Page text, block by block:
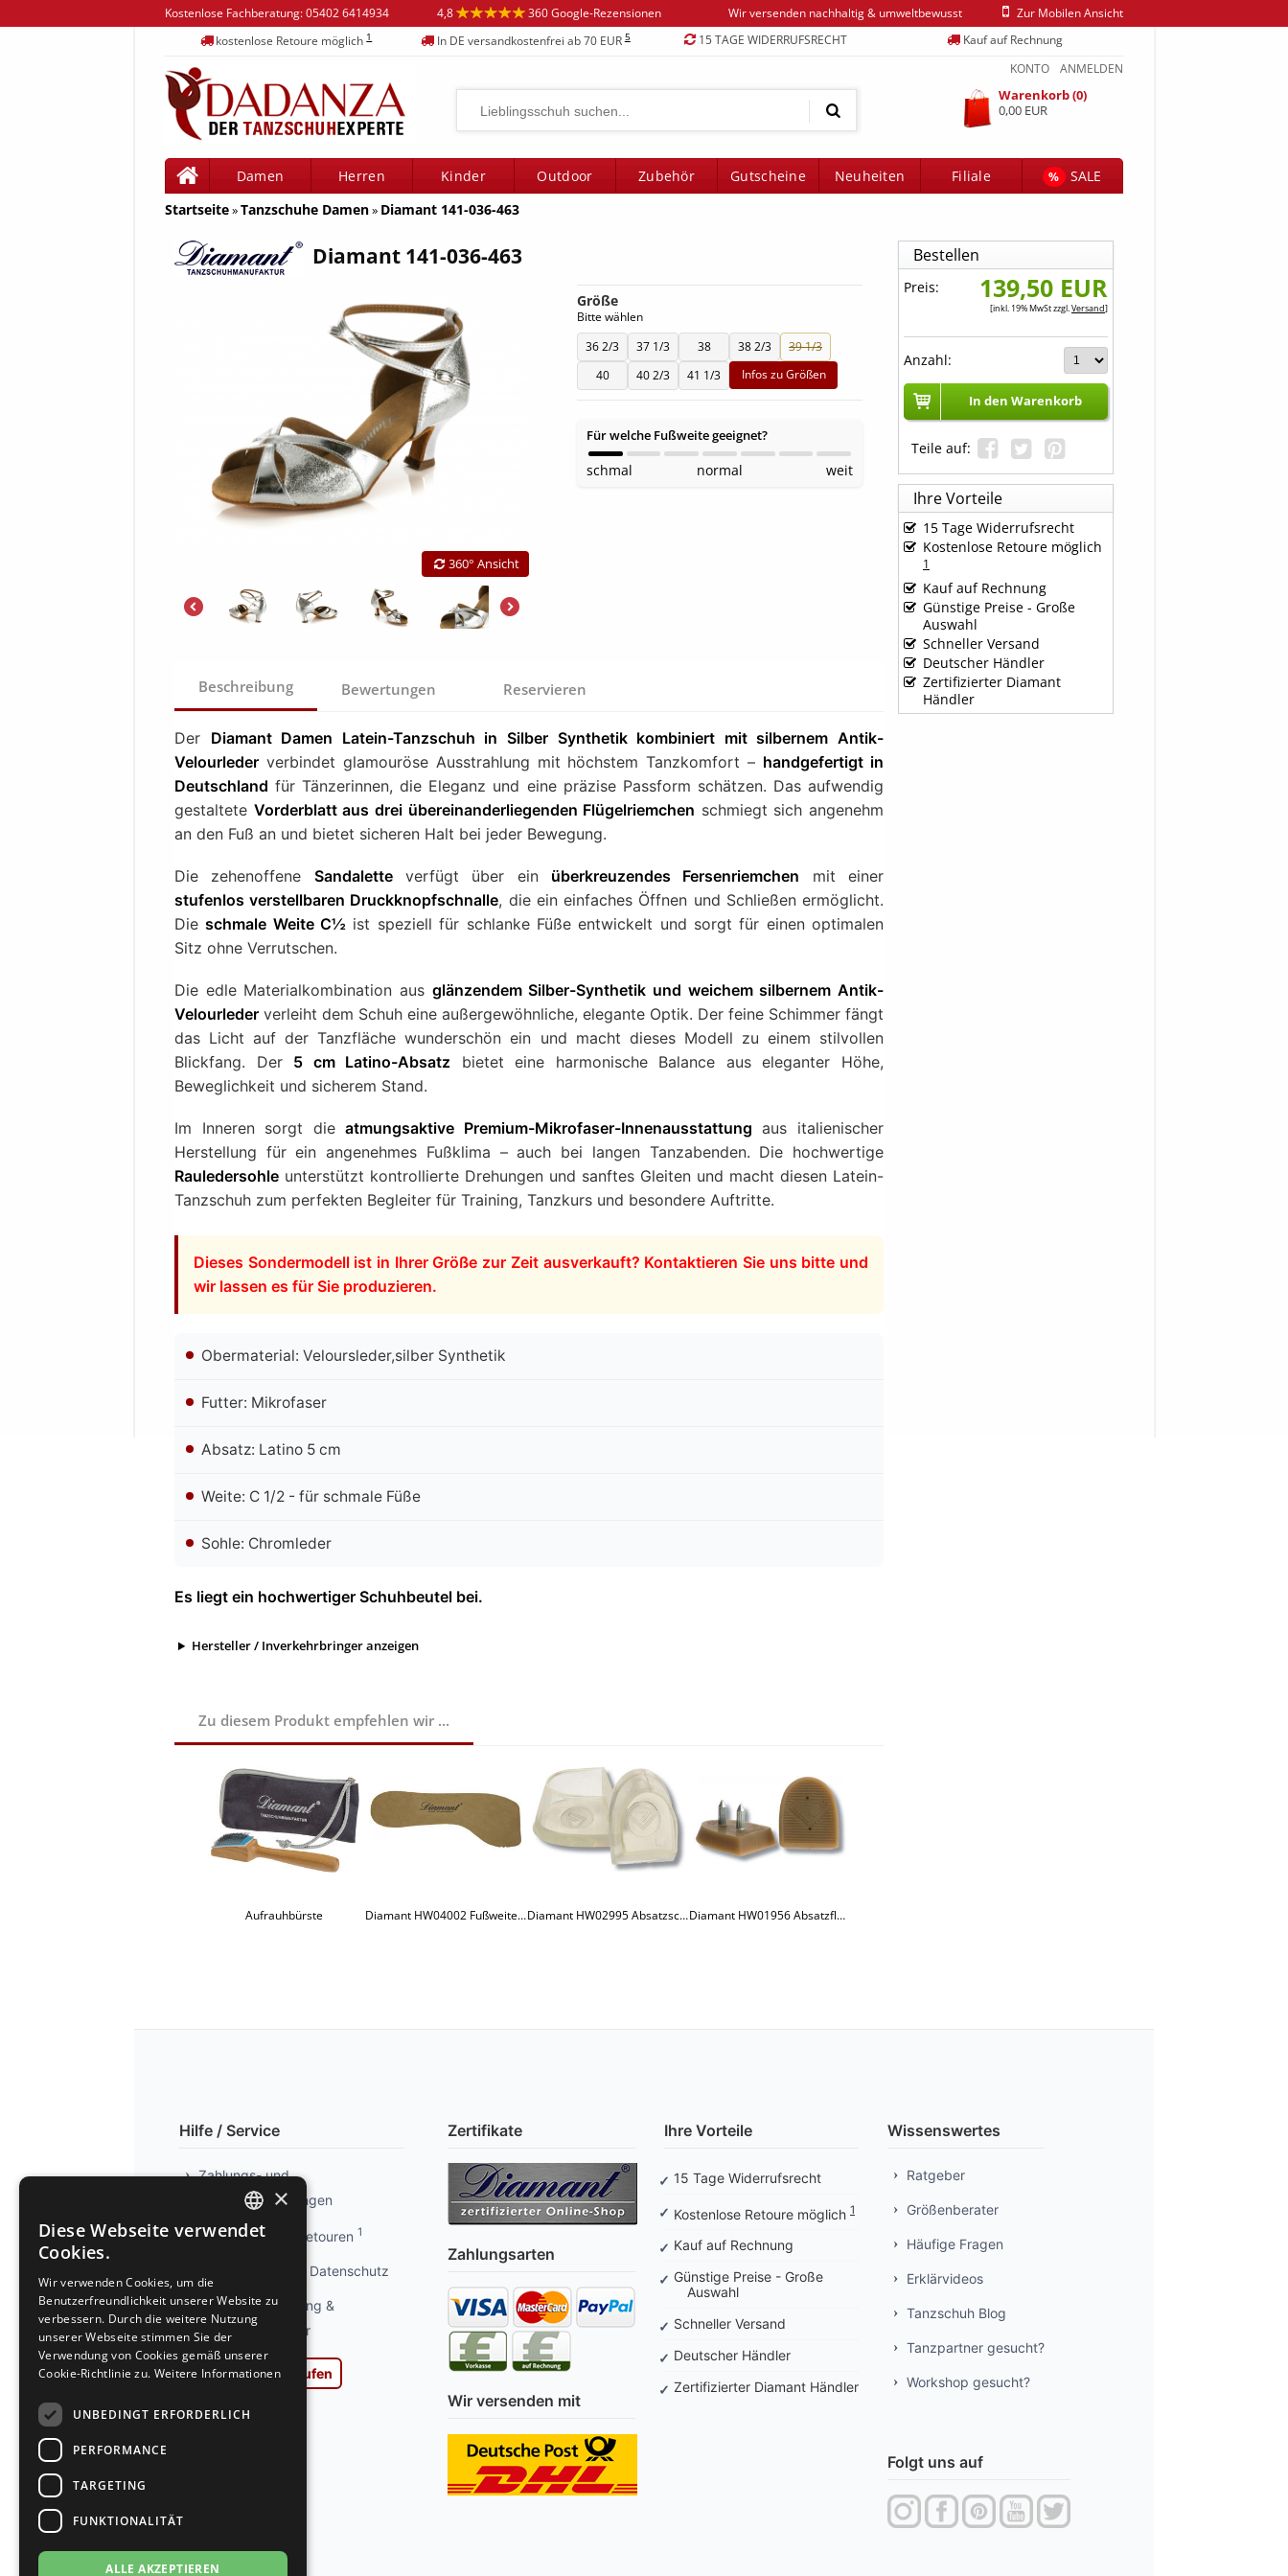
4,8 360 Google-Rezensionen Wir versenden nachhaltig & umweltbewusst
Kostenlose Fachberatung:05402 6414934
Zur Mobilen Ansicht
kostenlose Retoure möglich1 In DE versandkostenfrei ab 70 EUR5 15 TAGE WIDERRUFSRECHT
Kauf auf Rechnung
ANMELDEN
KONTO
Warenkorb (0)
0,00 EUR
Damen Herren Kinder Outdoor Zubehör Gutscheine Neuheiten Filiale %
SALE
Startseite»Tanzschuhe Damen» Diamant 141-036-463
Diamant 141-036-463
360° Ansicht
Größe
Bitte wählen
36 2/3
37 1/3 38 38 2/3
39 1/3
40
40 2/3 41 1/3 Infos zu Größen
Für welche Fußweite geeignet?
schmal normal weit
Beschreibung Bewertungen Reservieren
Der Diamant Damen Latein-Tanzschuh in Silber Synthetik kombiniert mit silbernem Antik-
Velourleder verbindet glamouröse Ausstrahlung mit höchstem Tanzkomfort – handgefertigt in
Deutschland für Tänzerinnen, die Eleganz und eine präzise Passform schätzen. Das aufwendig
gestaltete Vorderblatt aus drei übereinanderliegenden Flügelriemchen schmiegt sich angenehm
an den Fuß an und bietet sicheren Halt bei jeder Bewegung.
Die zehenoffene Sandaletteverfügt über ein überkreuzendes Fersenriemchen mit einer
stufenlos verstellbaren Druckknopfschnalle, die ein einfaches Öffnen und Schließen ermöglicht.
Dieschmale Weite C½ ist speziell für schlanke Füße entwickelt und sorgt für einen optimalen
Sitz ohne Verrutschen.
Die edle Materialkombination aus glänzendem Silber-Synthetik und weichem silbernem Antik-
Velourleder verleiht dem Schuh eine außergewöhnliche, elegante Optik. Der feine Schimmer fängt
das Licht auf der Tanzfläche wunderschön ein und macht dieses Modell zu einem stilvollen
Blickfang. Der 5 cm Latino-Absatz bietet eine harmonische Balance aus eleganter Höhe,
Beweglichkeit und sicherem Stand.
Im Inneren sorgt dieatmungsaktive Premium-Mikrofaser-Innenausstattung aus italienischer
Herstellung für ein angenehmes Fußklima – auch bei langen Tanzabenden. Die hochwertige
Rauledersohle unterstützt kontrollierte Drehungen und sanftes Gleiten und macht diesen Latein-
Tanzschuh zum perfekten Begleiter für Training, Tanzkurs und besondere Auftritte.
Dieses Sondermodell ist in Ihrer Größe zur Zeit ausverkauft? Kontaktieren Sie uns bitte und
wir lassen es für Sie produzieren.
Obermaterial: Veloursleder,silber Synthetik
Futter: Mikrofaser
Absatz: Latino 5 cm
Weite: C 1/2 - für schmale Füße
Sohle: Chromleder
Es liegt ein hochwertiger Schuhbeutel bei.
Hersteller / Inverkehrbringer anzeigen
Zu diesem Produkt empfehlen wir ...
Aufrauhbürste Diamant HW04002 Fußweiten Konverter beige Diamant HW02995 Absatzschoner für Latino-Absätze Diamant HW01956 Absatzflecke für Latino-Absätze
Bestellen
Preis: 139,50 EUR
[inkl. 19% MwSt zzgl.Versand]
Anzahl:
In den Warenkorb
Teile auf:
Ihre Vorteile
15 Tage Widerrufsrecht
Kostenlose Retoure möglich
1
Kauf auf Rechnung
Günstige Preise - Große
Auswahl
Schneller Versand
Deutscher Händler
Zertifizierter Diamant
Händler
Hilfe / Service
Zahlungs- und
Versandbedingungen
Info kostenlose Retouren 1
Privatsphäre und Datenschutz
Widerrufsbelehrung &
Widerrufsformular
Vertrag widerrufen
AGB
Jobs
Zertifikate
Zahlungsarten
Wir versenden mit
Ihre Vorteile
15 Tage Widerrufsrecht
Kostenlose Retoure möglich 1
Kauf auf Rechnung
Günstige Preise - Große
Auswahl
Schneller Versand
Deutscher Händler
Zertifizierter Diamant Händler
Wissenswertes
Ratgeber
Größenberater
Häufige Fragen
Erklärvideos
Tanzschuh Blog
Tanzpartner gesucht?
Workshop gesucht?
Folgt uns auf
GERMAN
×
Diese Webseite verwendet
Cookies.
Wir verwenden Cookies, um die
Benutzerfreundlichkeit unserer Website zu
verbessern. Durch die weitere Nutzung
unserer Webseite stimmen Sie der
Verwendung von Cookies gemäß unserer
Cookie-Richtlinie zu. Weitere Informationen
UNBEDINGT ERFORDERLICH
PERFORMANCE
TARGETING
FUNKTIONALITÄT
ALLE AKZEPTIEREN